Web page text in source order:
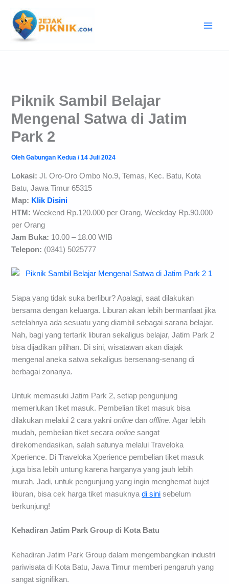
konten
Piknik Sambil Belajar
Mengenal Satwa di Jatim
Park 2‎
OlehGabungan Kedua/14 Juli 2024
Lokasi: Jl. Oro-Oro Ombo No.9, Temas, Kec. Batu, Kota
Batu, Jawa Timur 65315
Map: Klik Disini
HTM: Weekend Rp.120.000 per Orang, Weekday Rp.90.000
per Orang
Jam Buka: 10.00 – 18.00 WIB
Telepon: (0341) 5025777
Siapa yang tidak suka berlibur? Apalagi, saat dilakukan
bersama dengan keluarga. Liburan akan lebih bermanfaat jika
setelahnya ada sesuatu yang diambil sebagai sarana belajar.
Nah, bagi yang tertarik liburan sekaligus belajar, Jatim Park 2
bisa dijadikan pilihan. Di sini, wisatawan akan diajak
mengenal aneka satwa sekaligus bersenang-senang di
berbagai zonanya.
Untuk memasuki Jatim Park 2, setiap pengunjung
memerlukan tiket masuk. Pembelian tiket masuk bisa
dilakukan melalui 2 cara yaknionline danoffline. Agar lebih
mudah, pembelian tiket secaraonline sangat
direkomendasikan, salah satunya melalui Traveloka
Xperience. Di Traveloka Xperience pembelian tiket masuk
juga bisa lebih untung karena harganya yang jauh lebih
murah. Jadi, untuk pengunjung yang ingin menghemat bujet
liburan, bisa cek harga tiket masuknyadi sini sebelum
berkunjung!
Kehadiran Jatim Park Group di Kota Batu
Kehadiran Jatim Park Group dalam mengembangkan industri
pariwisata di Kota Batu, Jawa Timur memberi pengaruh yang
sangat signifikan.